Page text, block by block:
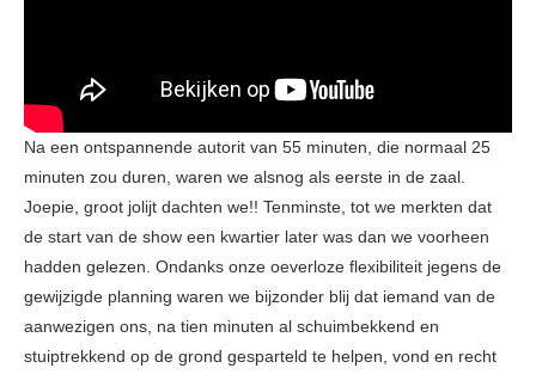
Na een ontspannende autorit van 55 minuten, die normaal 25
minuten zou duren, waren we alsnog als eerste in de zaal.
Joepie, groot jolijt dachten we!! Tenminste, tot we merkten dat
de start van de show een kwartier later was dan we voorheen
hadden gelezen. Ondanks onze oeverloze flexibiliteit jegens de
gewijzigde planning waren we bijzonder blij dat iemand van de
aanwezigen ons, na tien minuten al schuimbekkend en
stuiptrekkend op de grond gesparteld te helpen, vond en recht